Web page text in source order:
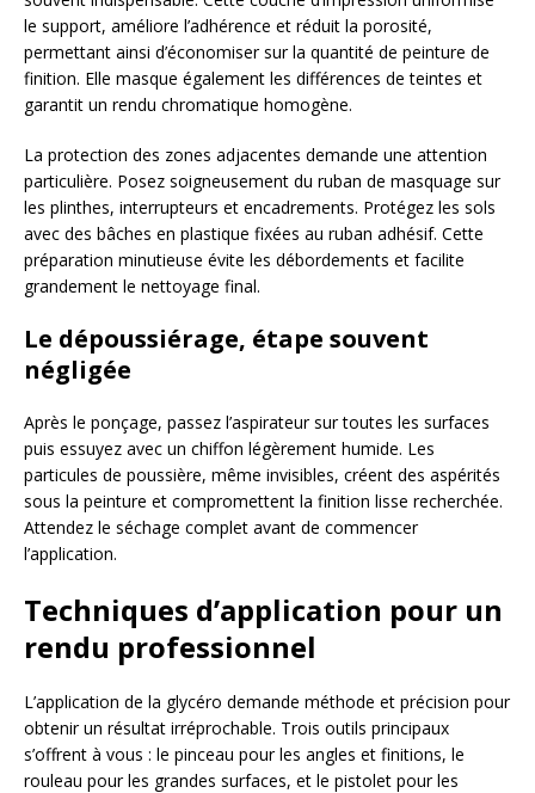
le support, améliore l’adhérence et réduit la porosité,
permettant ainsi d’économiser sur la quantité de peinture de
finition. Elle masque également les différences de teintes et
garantit un rendu chromatique homogène.
La protection des zones adjacentes demande une attention
particulière. Posez soigneusement du ruban de masquage sur
les plinthes, interrupteurs et encadrements. Protégez les sols
avec des bâches en plastique fixées au ruban adhésif. Cette
préparation minutieuse évite les débordements et facilite
grandement le nettoyage final.
Le dépoussiérage, étape souvent
négligée
Après le ponçage, passez l’aspirateur sur toutes les surfaces
puis essuyez avec un chiffon légèrement humide. Les
particules de poussière, même invisibles, créent des aspérités
sous la peinture et compromettent la finition lisse recherchée.
Attendez le séchage complet avant de commencer
l’application.
Techniques d’application pour un
rendu professionnel
L’application de la glycéro demande méthode et précision pour
obtenir un résultat irréprochable. Trois outils principaux
s’offrent à vous : le pinceau pour les angles et finitions, le
rouleau pour les grandes surfaces, et le pistolet pour les